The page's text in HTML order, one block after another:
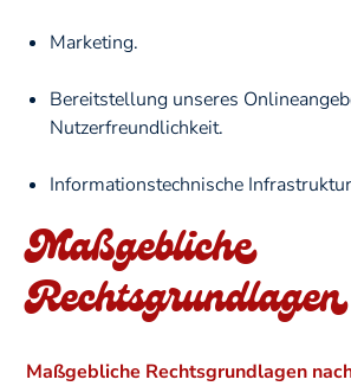
Marketing.
Bereitstellung unseres
Nutzerfreundlichkeit.
Informationstechnische
Maßgebliche
Rechtsgrundlagen
Maßgebliche Rechtsgrundlagen